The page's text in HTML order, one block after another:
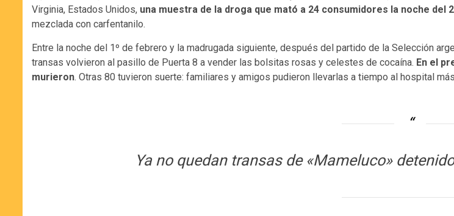
Virginia, Estados Unidos, una muestra de la droga que mató a 24 consumidores la noche del
mezclada con carfentanilo.
Entre la noche del 1º de febrero y la madrugada siguiente, después del partido de la Selección
transas volvieron al pasillo de Puerta 8 a vender las bolsitas rosas y celestes de cocaína. En el
murieron. Otras 80 tuvieron suerte: familiares y amigos pudieron llevarlas a tiempo al hospital
Ya no quedan transas de «Mameluco»